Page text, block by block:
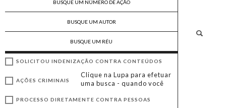
SOLICITOU INDENIZAÇÃO CONTRA CONTEÚDOS
AÇÕES CRIMINAIS
PROCESSO DIRETAMENTE CONTRA PESSOAS
Clique na Lupa para efetuar
uma busca - quando você